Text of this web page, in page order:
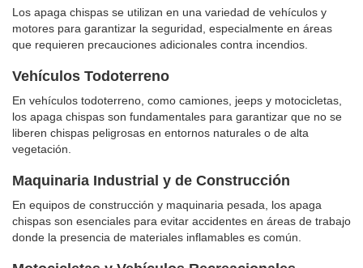
Los apaga chispas se utilizan en una variedad de vehículos y
motores para garantizar la seguridad, especialmente en áreas
que requieren precauciones adicionales contra incendios.
Vehículos Todoterreno
En vehículos todoterreno, como camiones, jeeps y motocicletas,
los apaga chispas son fundamentales para garantizar que no se
liberen chispas peligrosas en entornos naturales o de alta
vegetación.
Maquinaria Industrial y de Construcción
En equipos de construcción y maquinaria pesada, los apaga
chispas son esenciales para evitar accidentes en áreas de trabajo
donde la presencia de materiales inflamables es común.